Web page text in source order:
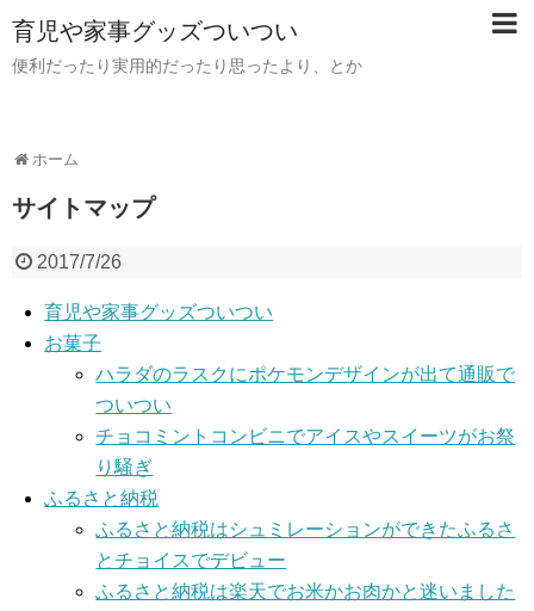
育児や家事グッズついつい
便利だったり実用的だったり思ったより、とか
ホーム
サイトマップ
2017/7/26
育児や家事グッズついつい
お菓子
ハラダのラスクにポケモンデザインが出て通販で
ついつい
チョコミントコンビニでアイスやスイーツがお祭
り騒ぎ
ふるさと納税
ふるさと納税はシュミレーションができたふるさ
とチョイスでデビュー
ふるさと納税は楽天でお米かお肉かと迷いました